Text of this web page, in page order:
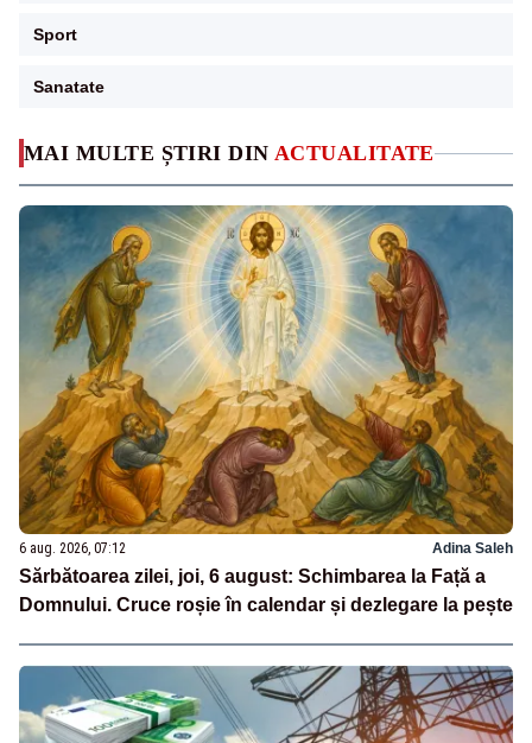
MAI MULTE ȘTIRI DIN ACTUALITATE
6 aug. 2026, 07:12 Adina Saleh
Sărbătoarea zilei, joi, 6 august: Schimbarea la Față a
Domnului. Cruce roșie în calendar și dezlegare la pește
Sport
Sanatate